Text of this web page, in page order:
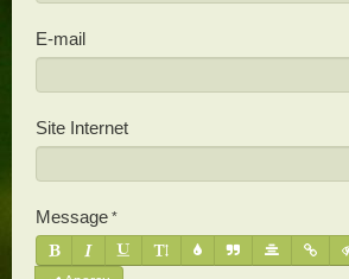
E-mail
Site Internet
Message